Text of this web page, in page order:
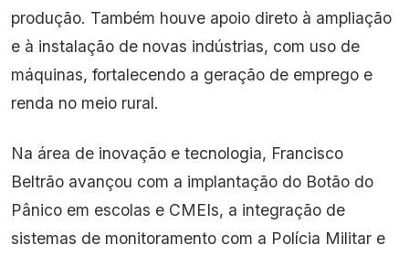
produção. Também houve apoio direto à ampliação
e à instalação de novas indústrias, com uso de
máquinas, fortalecendo a geração de emprego e
renda no meio rural.
Na área de inovação e tecnologia, Francisco
Beltrão avançou com a implantação do Botão do
Pânico em escolas e CMEIs, a integração de
sistemas de monitoramento com a Polícia Militar e